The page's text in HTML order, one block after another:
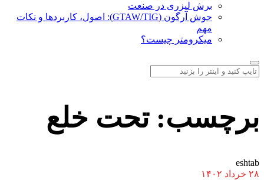
برش لیزری در صنعت
جوش آرگون (GTAW/TIG): اصول، کاربردها و نکات
مهم
میکرومتر چیست؟
برچسب:تحت خلع
eshtab
۲۸ خرداد ۱۴۰۲